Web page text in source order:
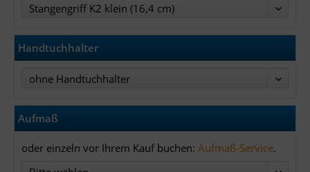
Handtuchhalter
Aufmaß
oder einzeln vor Ihrem Kauf buchen: Aufmaß-Service.